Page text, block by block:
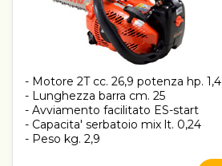
- Motore 2T cc. 26,9 potenza hp. 1,4
- Lunghezza barra cm. 25
- Avviamento facilitato ES-start
- Capacita' serbatoio mix lt. 0,24
- Peso kg. 2,9